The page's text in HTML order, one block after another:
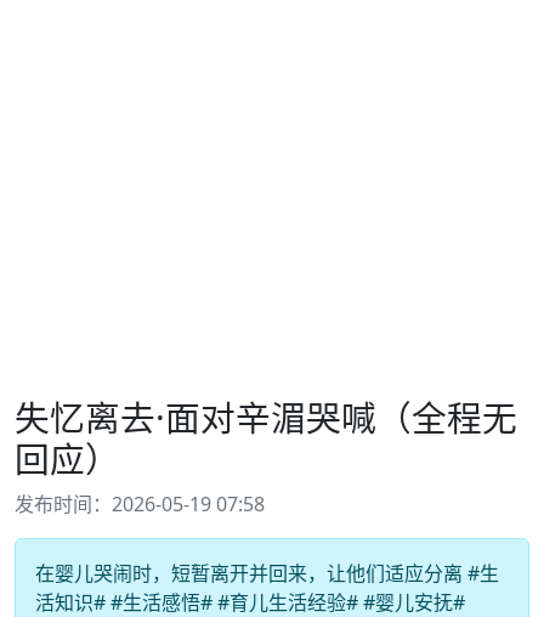
失忆离去·面对辛湄哭喊（全程无
回应）
发布时间：2026-05-19 07:58
在婴儿哭闹时，短暂离开并回来，让他们适应分离 #生
活知识# #生活感悟# #育儿生活经验# #婴儿安抚#